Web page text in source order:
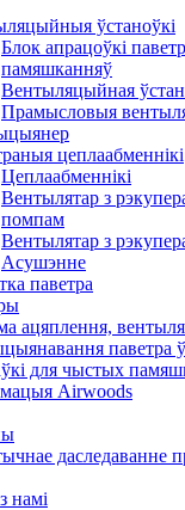
ўстаноўкі
Блок апрацоўкі
памяшканняў
Вентыляцыйная
Прамысловыя
цеплаабменнікі
Цеплаабменнікі
Вентылятар з
помпам
Вентылятар з
Асушэнне
паветра
ацяплення,
паветра
для чыстых
Airwoods
даследаванне
намі